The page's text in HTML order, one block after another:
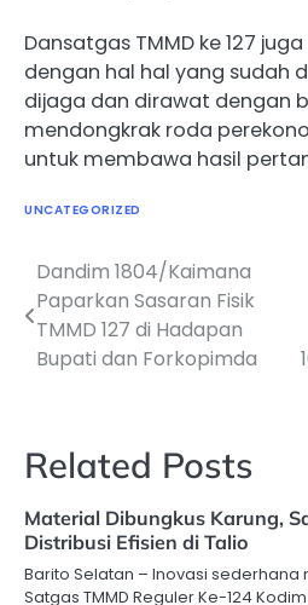
Dansatgas TMMD ke 127
dengan hal hal yang sudah
dijaga dan dirawat dengan
mendongkrak roda
untuk membawa hasil
UNCATEGORIZED
Navigasi
pos
Dandim 1804/Kaimana
Paparkan Sasaran Fisik
TMMD 127 di Hadapan
Bupati dan Forkopimda
Related Posts
Material Dibungkus Karung,
Distribusi Efisien di Talio
Barito Selatan – Inovasi sederhana
Satgas TMMD Reguler Ke-124